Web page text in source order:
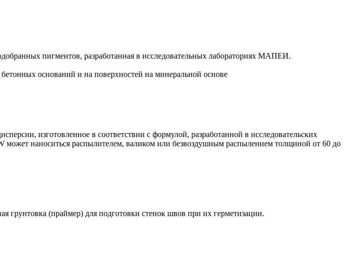
пигментов, разработанная в исследовательных лабораториях МАПЕИ.
оснований и на поверхностей на минеральной основе
изготовленное в соответствии с формулой, разработанной в исследовательских
может наноситься распылителем, валиком или безвоздушным распылением толщиной от 60 до
грунтовка (праймер) для подготовки стенок швов при их герметизации.